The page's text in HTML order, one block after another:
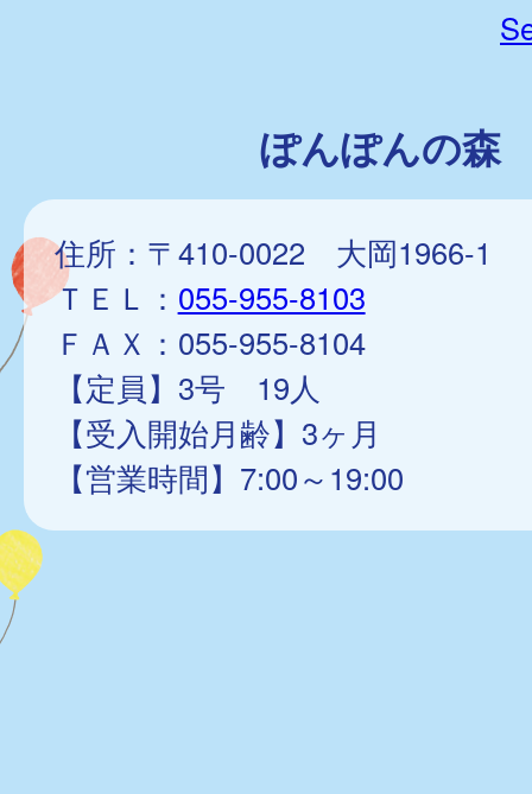
ぽんぽんの森
住所：〒410-0022 大岡1966-1
ＴＥＬ： 055-955-8103
ＦＡＸ：055-955-8104
【定員】3号 19人
【受入開始月齢】3ヶ月
【営業時間】7:00～19:00